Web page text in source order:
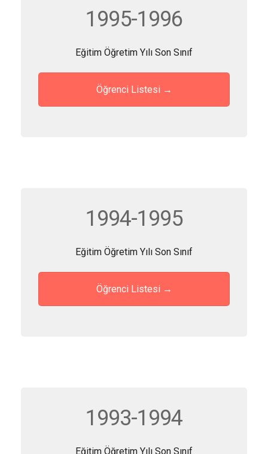
1995-1996
Eğitim Öğretim Yılı Son Sınıf
Öğrenci Listesi →
1994-1995
Eğitim Öğretim Yılı Son Sınıf
Öğrenci Listesi →
1993-1994
Eğitim Öğretim Yılı Son Sınıf